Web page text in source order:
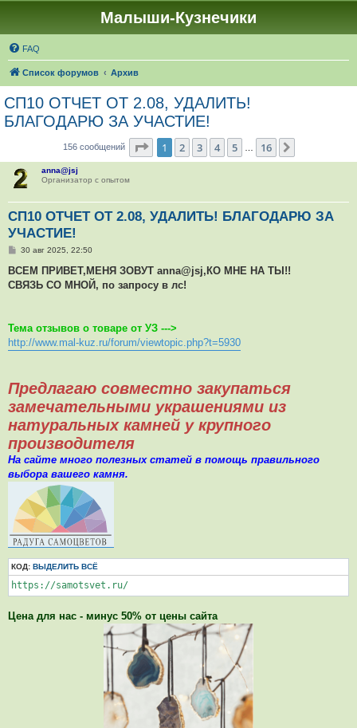
Малыши-Кузнечики
FAQ
Список форумов Архив
СП10 ОТЧЕТ ОТ 2.08, УДАЛИТЬ!
БЛАГОДАРЮ ЗА УЧАСТИЕ!
156 сообщений Страница из 16
1 2 3 4 5 16
anna@jsj
Организатор с опытом
СП10 ОТЧЕТ ОТ 2.08, УДАЛИТЬ! БЛАГОДАРЮ ЗА
УЧАСТИЕ!
С
о
щ
е
30 авг 2025, 22:50
ВСЕМ ПРИВЕТ,МЕНЯ ЗОВУТ anna@jsj,КО МНЕ НА ТЫ!!
СВЯЗЬ СО МНОЙ, по запросу в лс!
Тема отзывов о товаре от УЗ --->
http://www.mal-kuz.ru/forum/viewtopic.php?t=5930
Предлагаю совместно закупаться
замечательными украшениями из
натуральных камней у крупного
производителя
На сайте много полезных статей в помощь правильного
выбора вашего камня.
КОД: ВЫДЕЛИТЬ ВСЁ
https://samotsvet.ru/
Цена для нас - минус 50% от цены сайта